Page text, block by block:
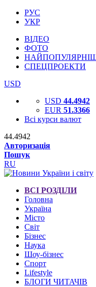
РУС
УКР
ВІДЕО
ФОТО
СПЕЦПРОЕКТИ
USD
USD 44.4942
EUR 51.3366
Всі курси валют
44.4942
Авторизація
Пошук
RU
ВСІ РОЗДІЛИ
Головна
Україна
Місто
Світ
Бізнес
Наука
Шоу-бізнес
Спорт
Lifestyle
БЛОГИ ЧИТАЧІВ